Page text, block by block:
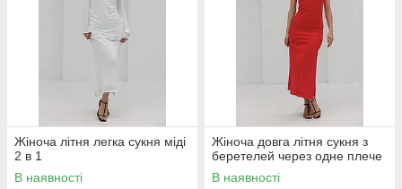
Жіноча літня легка сукня міді
2 в 1
В наявності
Жіноча довга літня сукня з
беретелей через одне плече
В наявності